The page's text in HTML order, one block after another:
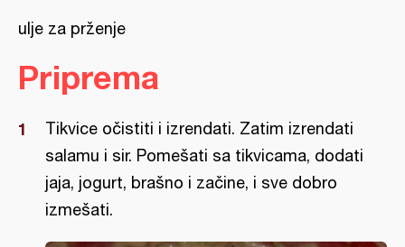
ulje za prženje
Priprema
Tikvice očistiti i izrendati. Zatim izrendati
salamu i sir. Pomešati sa tikvicama, dodati
jaja, jogurt, brašno i začine, i sve dobro
izmešati.